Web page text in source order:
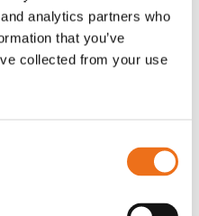
analytics partners who
that you’ve
collected from your use